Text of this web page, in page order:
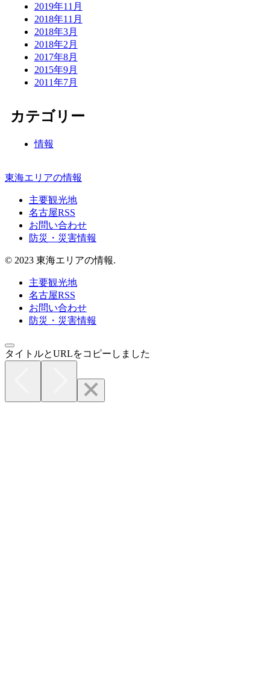
2019年11月
2018年11月
2018年3月
2018年2月
2017年8月
2015年9月
2011年7月
カテゴリー
情報
東海エリアの情報
主要観光地
名古屋RSS
お問い合わせ
防災・災害情報
© 2023 東海エリアの情報.
主要観光地
名古屋RSS
お問い合わせ
防災・災害情報
タイトルとURLをコピーしました